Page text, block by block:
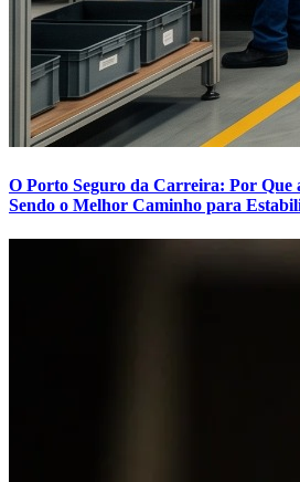
O Porto Seguro da Carreira: Por
Sendo o Melhor Caminho para